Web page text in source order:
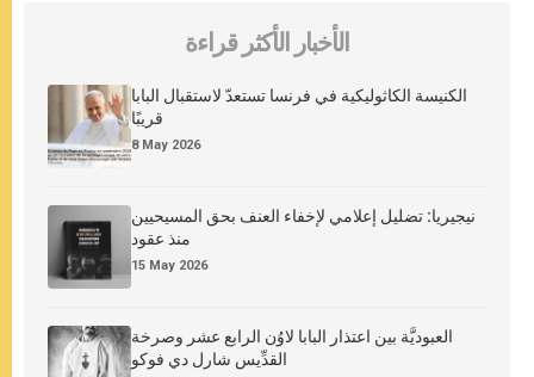
الأخبار الأكثر قراءة
الكنيسة الكاثوليكية في فرنسا تستعدّ لاستقبال البابا
قريبًا
8 May 2026
نيجيريا: تضليل إعلامي لإخفاء العنف بحق المسيحيين
منذ عقود
15 May 2026
العبوديَّة بين اعتذار البابا لاوُن الرابع عشر وصرخة
القدِّيس شارل دي فوكو